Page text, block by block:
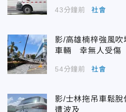
43分鐘前 社會
影/高雄楠梓強風
車輛 幸無人受傷
54分鐘前 社會
影/士林拖吊車鬆
遭波及